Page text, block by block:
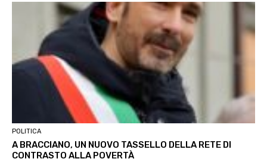
POLITICA
A BRACCIANO, UN NUOVO TASSELLO DELLA RETE DI
CONTRASTO ALLA POVERTÀ